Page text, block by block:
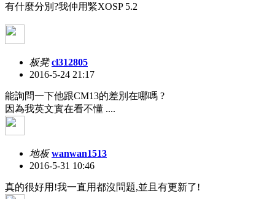
有什麼分別?我仲用緊XOSP 5.2
板凳 cl312805
2016-5-24 21:17
能詢問一下他跟CM13的差別在哪嗎 ?
因為我英文實在看不懂 ....
地板 wanwan1513
2016-5-31 10:46
真的很好用!我一直用都沒問題,並且有更新了!